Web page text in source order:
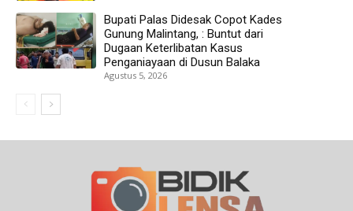
Bupati Palas Didesak Copot Kades
Gunung Malintang, : Buntut dari
Dugaan Keterlibatan Kasus
Penganiayaan di Dusun Balaka
Agustus 5, 2026